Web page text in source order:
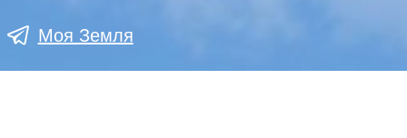
Моя Земля